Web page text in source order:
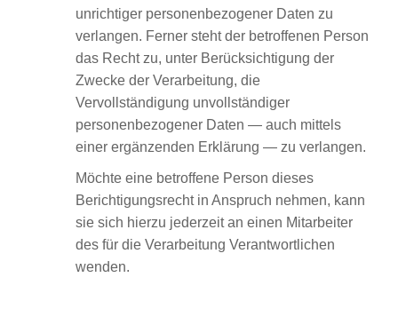
unrichtiger personenbezogener Daten zu
verlangen. Ferner steht der betroffenen Person
das Recht zu, unter Berücksichtigung der
Zwecke der Verarbeitung, die
Vervollständigung unvollständiger
personenbezogener Daten — auch mittels
einer ergänzenden Erklärung — zu verlangen.
Möchte eine betroffene Person dieses
Berichtigungsrecht in Anspruch nehmen, kann
sie sich hierzu jederzeit an einen Mitarbeiter
des für die Verarbeitung Verantwortlichen
wenden.